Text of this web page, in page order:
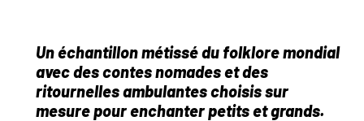
Un échantillon métissé du folklore mondial
avec des contes nomades et des
ritournelles ambulantes choisis sur
mesure pour enchanter petits et grands.